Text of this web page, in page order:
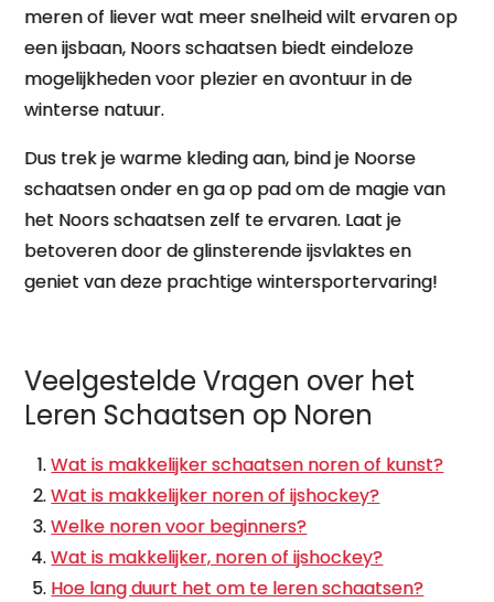
meren of liever wat meer snelheid wilt ervaren op
een ijsbaan, Noors schaatsen biedt eindeloze
mogelijkheden voor plezier en avontuur in de
winterse natuur.
Dus trek je warme kleding aan, bind je Noorse
schaatsen onder en ga op pad om de magie van
het Noors schaatsen zelf te ervaren. Laat je
betoveren door de glinsterende ijsvlaktes en
geniet van deze prachtige wintersportervaring!
Veelgestelde Vragen over het
Leren Schaatsen op Noren
Wat is makkelijker schaatsen noren of kunst?
Wat is makkelijker noren of ijshockey?
Welke noren voor beginners?
Wat is makkelijker, noren of ijshockey?
Hoe lang duurt het om te leren schaatsen?